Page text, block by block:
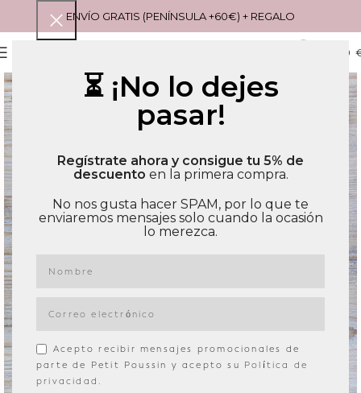
⏳ ¡No lo dejes
pasar!
Regístrate ahora y consigue tu 5% de
descuento en la primera compra.
No nos gusta hacer SPAM, por lo que te
enviaremos mensajes solo cuando la ocasión
lo merezca.
Acepto recibir mensajes promocionales de
parte de Petit Poussin y acepto su Política de
privacidad .
ENVÍO GRATIS (PENÍNSULA +60€) + REGALO
0,00